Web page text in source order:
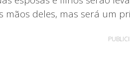
mãos deles, mas será um